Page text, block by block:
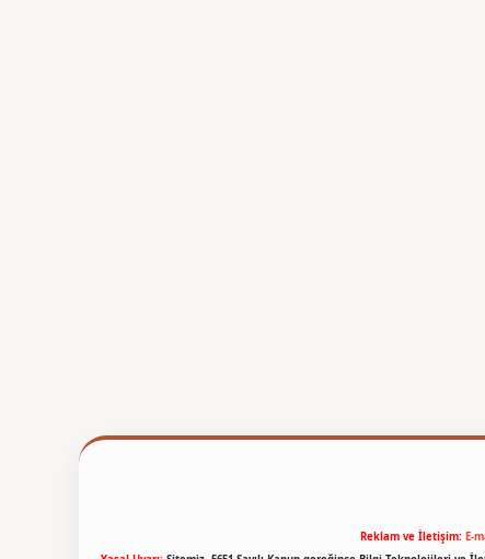
Reklam ve İletişim: E-